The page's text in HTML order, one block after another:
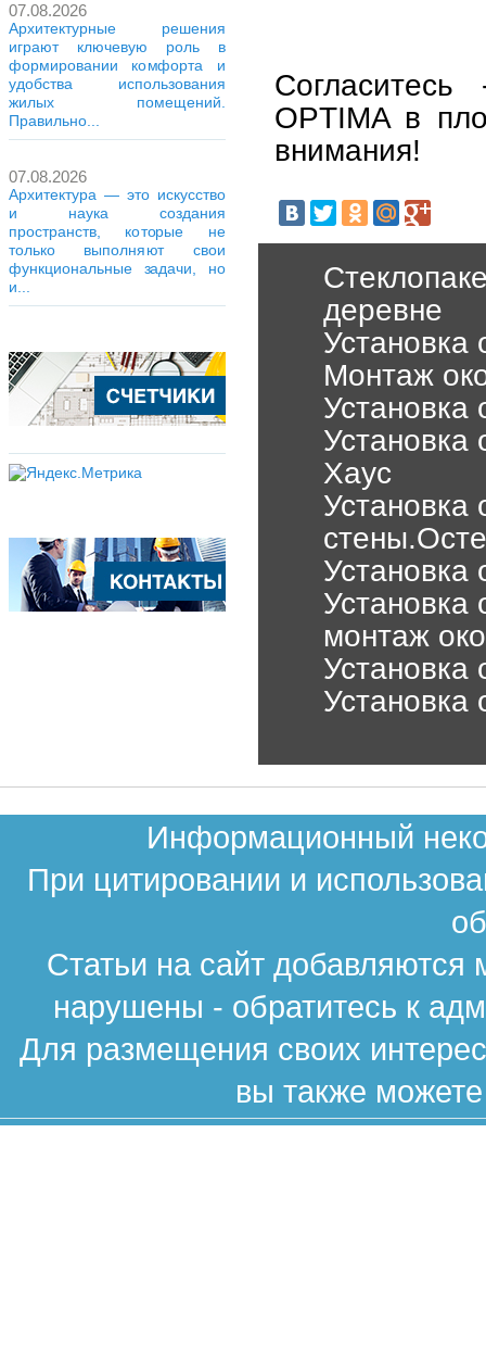
07.08.2026
Архитектурные решения
играют ключевую роль в
формировании комфорта и
удобства использования
жилых помещений.
Правильно...
07.08.2026
Архитектура — это искусство
и наука создания
пространств, которые не
только выполняют свои
функциональные задачи, но
и...
OPTIMA в
внимания!
деревне
Монтаж
Установка
Хаус
Установка
Установка
Установка
монтаж
Установка
Установка
Информационный
При цитировании и
Статьи на сайт
нарушены - обратитесь к
Для размещения своих
вы также